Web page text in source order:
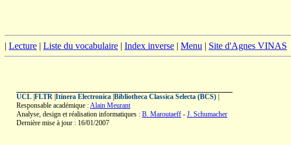
| Lecture | Liste du vocabulaire | Index inverse | Menu | Site d'Agnes VINAS
UCL FLTR Itinera Electronica Bibliotheca Classica Selecta (BCS)
Responsable académique :Alain Meurant
Analyse, design et réalisation informatiques : B. Maroutaeff - J. Schumacher
Dernière mise à jour : 16/01/2007